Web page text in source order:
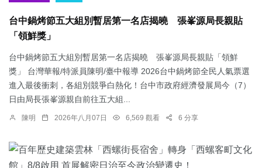
台中鍋烤節五大組別暫居第一名店揭曉 張峯源局長親貼
「領鮮獎」
台中鍋烤節五大組別暫居第一名店揭曉 張峯源局長親貼「領鮮
獎」 台灣華報/特派員陳明/臺中報導 2026台中鍋烤節全民人氣票選
進入最後衝刺，各組別競爭白熱化！台中市政府經濟發展局今（7）
日由局長張峯源親自前往五大組...
陳明 2026年八月07日 6,569 觀看 6 分享